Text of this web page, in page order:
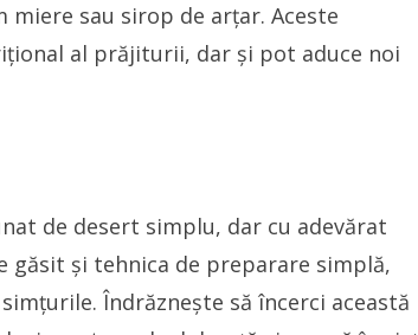
sau sirop de arțar. Aceste
al prăjiturii, dar și pot aduce noi
de desert simplu, dar cu adevărat
găsit și tehnica de preparare simplă,
Îndrăznește să încerci această